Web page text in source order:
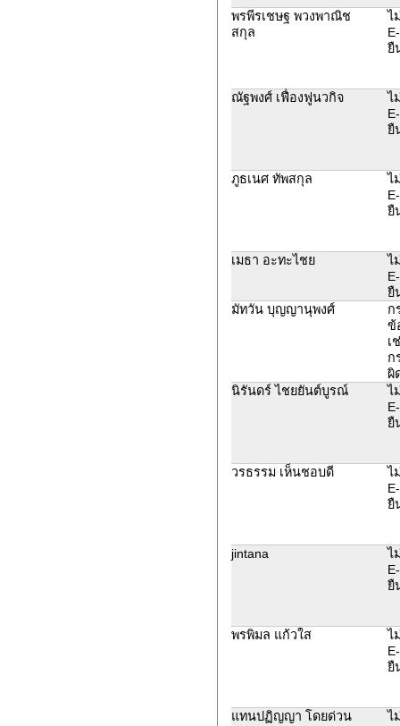
พรพีรเชษฐ พวงพาณิช
สกุล
ไ
ยื
ณัฐพงศ์ เฟื่องฟูนวกิจ
ไ
ยื
ภูธเนศ ทัพสกุล
ไ
ยื
เมธา อะทะไชย
ไ
ยื
มัทวัน บุญญานุพงศ์
ก
ข้
เ
ก
ผิ
นิรันดร์ ไชยยันต์บูรณ์
ไ
ยื
วรธรรม เห็นชอบดี
ไ
ยื
jintana
ไ
ยื
พรพิมล แก้วใส
ไ
ยื
แทนปฏิญญา โดยด่วน
ไ